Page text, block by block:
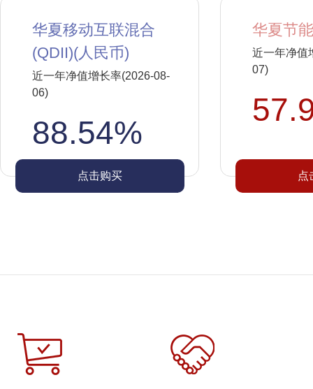
华夏移动互联混合
(QDII)(人民币)
近一年净值增长率(2026-08-
06)
88.54%
点击购买
华夏节
近一年净值
07)
点